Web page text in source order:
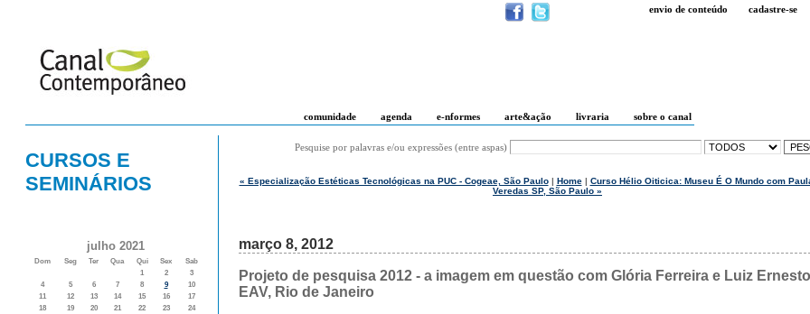
envio de conteúdo cadastre-se
comunidade agenda e-nformes arte&ação livraria sobre o canal
CURSOS E
SEMINÁRIOS
julho 2021
Dom Seg Ter Qua Qui Sex
Sab
1
2
3
4
5 6 7 8 9
10
11
12 13 14 15 16
17
18
19 20 21 22 23
24
Pesquise por palavras e/ou expressões (entre aspas)
« Especialização Estéticas Tecnológicas na PUC - Cogeae, São Paulo| Home| Curso Hélio Oiticica: Museu É O Mundo com
Veredas SP, São Paulo »
março 8, 2012
Projeto de pesquisa 2012 - a imagem em questão com Glória Ferreira e Luiz
EAV, Rio de Janeiro